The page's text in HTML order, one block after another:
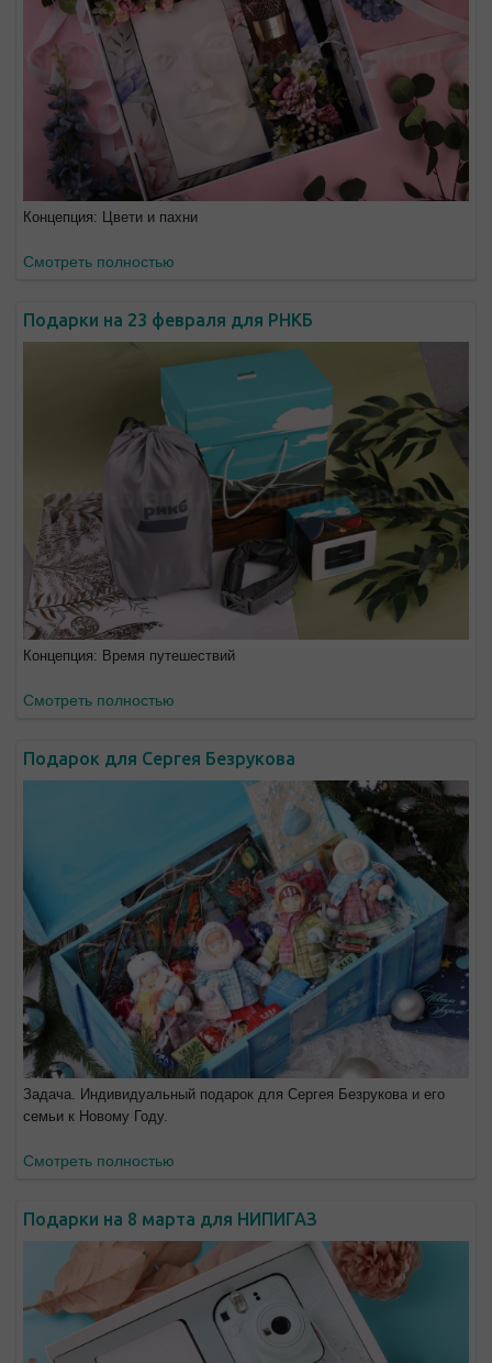
Концепция: Цвети и пахни
Смотреть полностью
Подарки на 23 февраля для РНКБ
Концепция: Время путешествий
Смотреть полностью
Подарок для Сергея Безрукова
Задача. Индивидуальный подарок для Сергея Безрукова и его
семьи к Новому Году.
Смотреть полностью
Подарки на 8 марта для НИПИГАЗ